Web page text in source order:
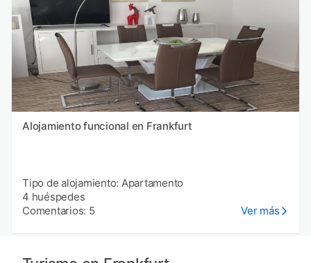
Alojamiento funcional en Frankfurt
Tipo de alojamiento: Apartamento
4 huéspedes
Comentarios: 5
Ver más